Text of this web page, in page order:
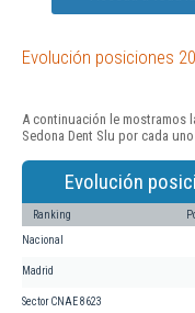
Evolución posiciones
A continuación le mostramos
Sedona Dent Slu por cada
Evolución
Ranking
Nacional
Madrid
Sector CNAE 8623